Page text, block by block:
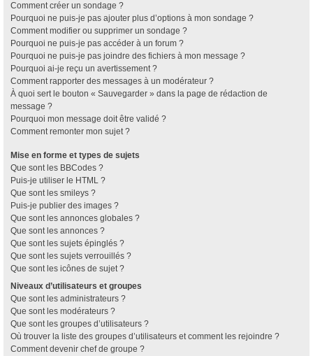
Comment créer un sondage ?
Pourquoi ne puis-je pas ajouter plus d’options à mon sondage ?
Comment modifier ou supprimer un sondage ?
Pourquoi ne puis-je pas accéder à un forum ?
Pourquoi ne puis-je pas joindre des fichiers à mon message ?
Pourquoi ai-je reçu un avertissement ?
Comment rapporter des messages à un modérateur ?
À quoi sert le bouton « Sauvegarder » dans la page de rédaction de
message ?
Pourquoi mon message doit être validé ?
Comment remonter mon sujet ?
Mise en forme et types de sujets
Que sont les BBCodes ?
Puis-je utiliser le HTML ?
Que sont les smileys ?
Puis-je publier des images ?
Que sont les annonces globales ?
Que sont les annonces ?
Que sont les sujets épinglés ?
Que sont les sujets verrouillés ?
Que sont les icônes de sujet ?
Niveaux d’utilisateurs et groupes
Que sont les administrateurs ?
Que sont les modérateurs ?
Que sont les groupes d’utilisateurs ?
Où trouver la liste des groupes d’utilisateurs et comment les rejoindre ?
Comment devenir chef de groupe ?